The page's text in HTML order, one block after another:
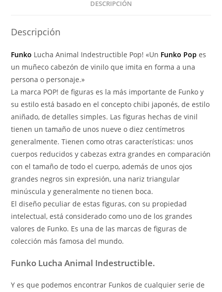
DESCRIPCIÓN
Descripción
Funko Lucha Animal Indestructible Pop! «Un Funko Pop es
un muñeco cabezón de vinilo que imita en forma a una
persona o personaje.»
La marca POP! de figuras es la más importante de Funko y
su estilo está basado en el concepto chibi japonés, de estilo
aniñado, de detalles simples. Las figuras hechas de vinil
tienen un tamaño de unos nueve o diez centímetros
generalmente. Tienen como otras características: unos
cuerpos reducidos y cabezas extra grandes en comparación
con el tamaño de todo el cuerpo, además de unos ojos
grandes negros sin expresión, una nariz triangular
minúscula y generalmente no tienen boca.
El diseño peculiar de estas figuras, con su propiedad
intelectual, está considerado como uno de los grandes
valores de Funko. Es una de las marcas de figuras de
colección más famosa del mundo.
Funko Lucha Animal Indestructible.
Y es que podemos encontrar Funkos de cualquier serie de